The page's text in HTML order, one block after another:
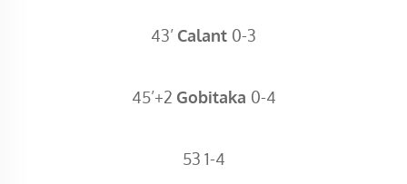
43’ Calant 0-3
45’+2 Gobitaka 0-4
53 1-4